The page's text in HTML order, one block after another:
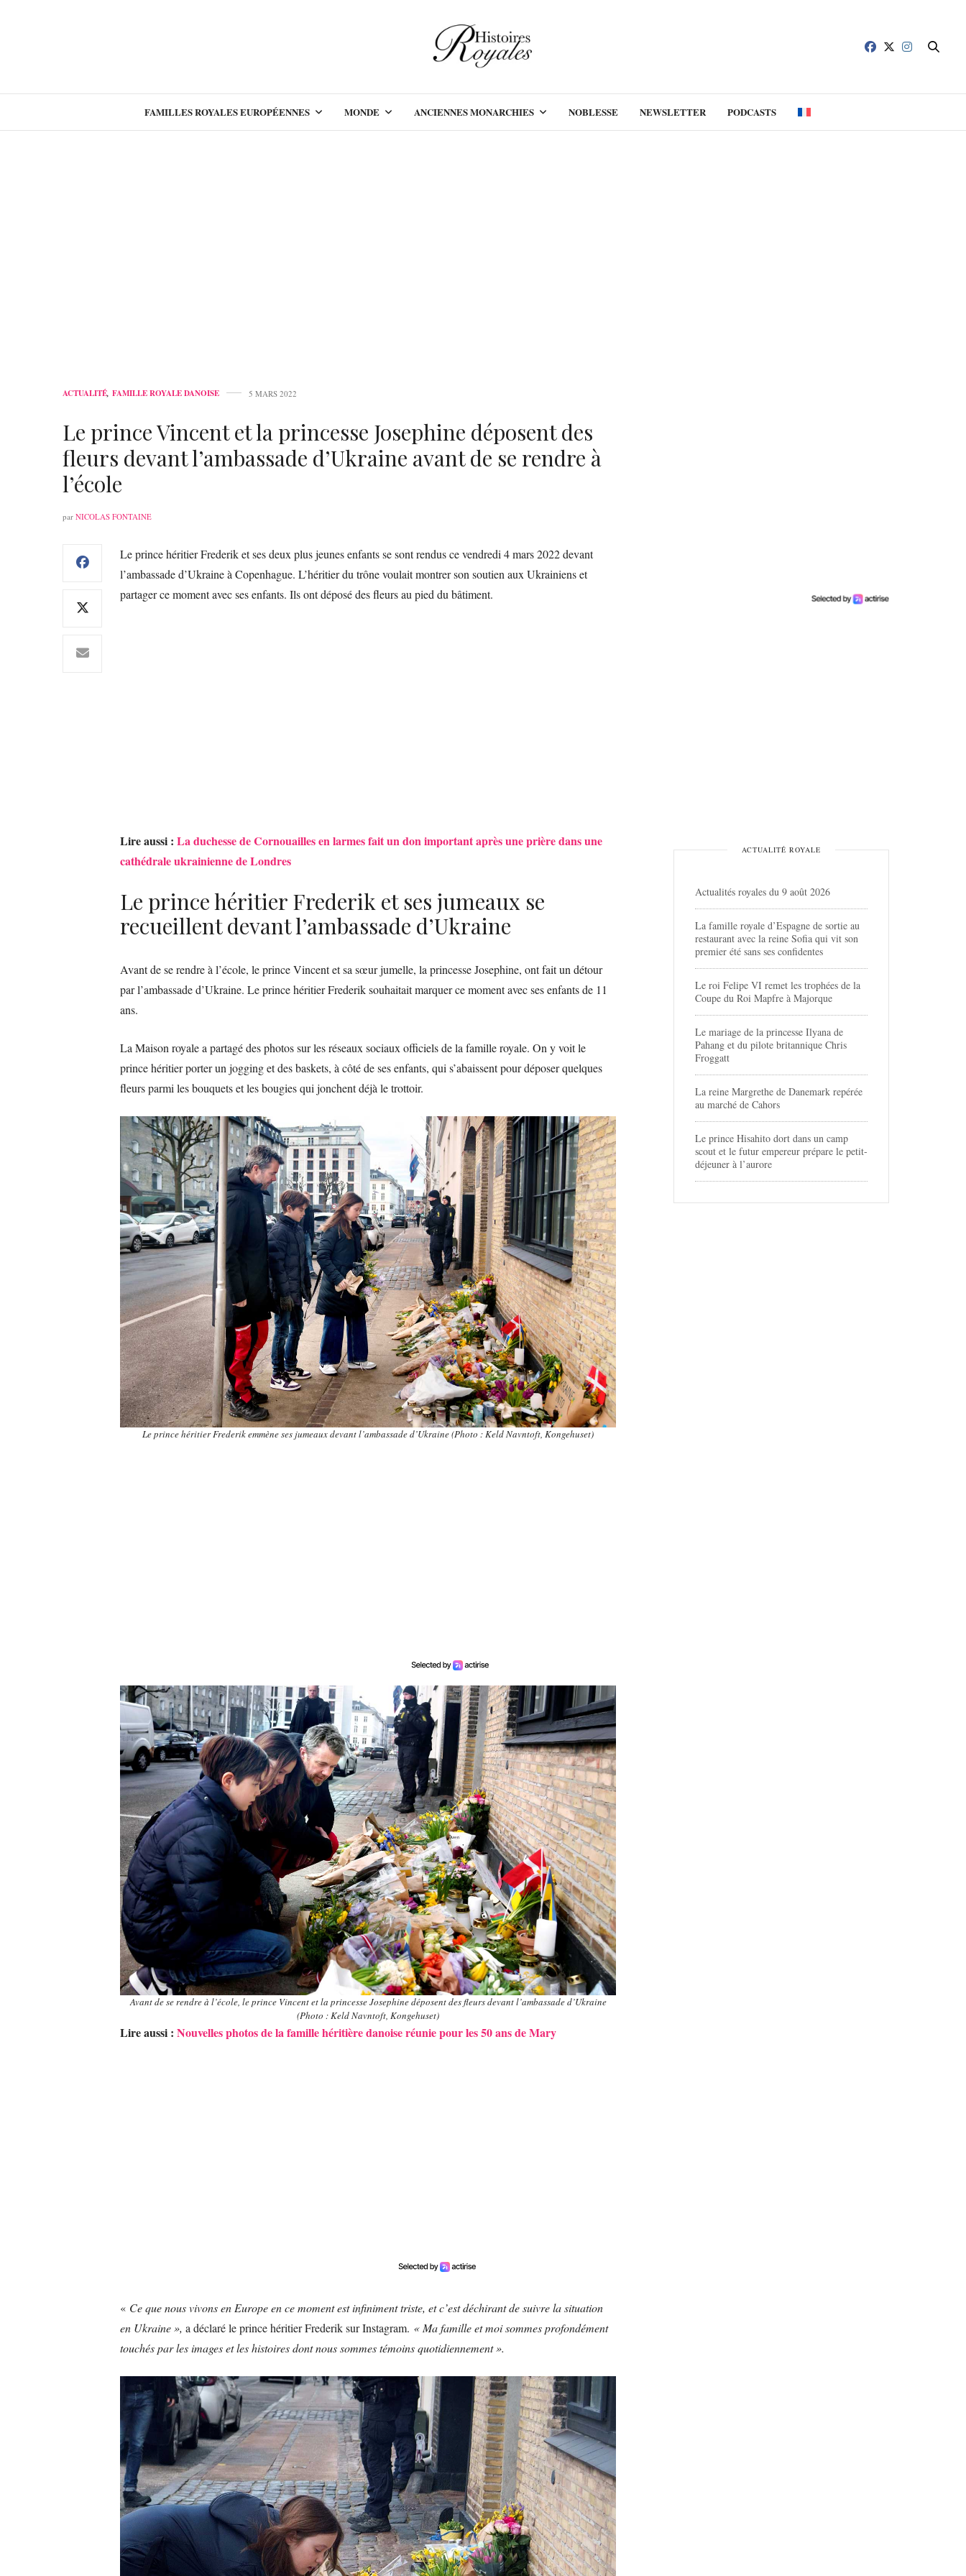
FAMILLES ROYALES EUROPÉENNES MONDE ANCIENNES MONARCHIES NOBLESSE NEWSLETTER PODCASTS
ACTUALITÉ, FAMILLE ROYALE DANOISE 5 MARS 2022
Le prince Vincent et la princesse Josephine déposent des
fleurs devant l’ambassade d’Ukraine avant de se rendre à
l’école
par NICOLAS FONTAINE
Le prince héritier Frederik et ses deux plus jeunes enfants se sont rendus ce vendredi 4 mars 2022 devant
l’ambassade d’Ukraine à Copenhague. L’héritier du trône voulait montrer son soutien aux Ukrainiens et
partager ce moment avec ses enfants. Ils ont déposé des fleurs au pied du bâtiment.
Lire aussi : La duchesse de Cornouailles en larmes fait un don important après une prière dans une
cathédrale ukrainienne de Londres
Le prince héritier Frederik et ses jumeaux se
recueillent devant l’ambassade d’Ukraine
Avant de se rendre à l’école, le prince Vincent et sa sœur jumelle, la princesse Josephine, ont fait un détour
par l’ambassade d’Ukraine. Le prince héritier Frederik souhaitait marquer ce moment avec ses enfants de 11
ans.
La Maison royale a partagé des photos sur les réseaux sociaux officiels de la famille royale. On y voit le
prince héritier porter un jogging et des baskets, à côté de ses enfants, qui s’abaissent pour déposer quelques
fleurs parmi les bouquets et les bougies qui jonchent déjà le trottoir.
Le prince héritier Frederik emmène ses jumeaux devant l’ambassade d’Ukraine (Photo : Keld Navntoft, Kongehuset)
Avant de se rendre à l’école, le prince Vincent et la princesse Josephine déposent des fleurs devant l’ambassade d’Ukraine
(Photo : Keld Navntoft, Kongehuset)
Lire aussi : Nouvelles photos de la famille héritière danoise réunie pour les 50 ans de Mary
« Ce que nous vivons en Europe en ce moment est infiniment triste, et c’est déchirant de suivre la situation
en Ukraine », a déclaré le prince héritier Frederik sur Instagram. « Ma famille et moi sommes profondément
touchés par les images et les histoires dont nous sommes témoins quotidiennement ».
ACTUALITÉ ROYALE
Actualités royales du 9 août 2026
La famille royale d’Espagne de sortie au
restaurant avec la reine Sofia qui vit son
premier été sans ses confidentes
Le roi Felipe VI remet les trophées de la
Coupe du Roi Mapfre à Majorque
Le mariage de la princesse Ilyana de
Pahang et du pilote britannique Chris
Froggatt
La reine Margrethe de Danemark repérée
au marché de Cahors
Le prince Hisahito dort dans un camp
scout et le futur empereur prépare le petit-
déjeuner à l’aurore